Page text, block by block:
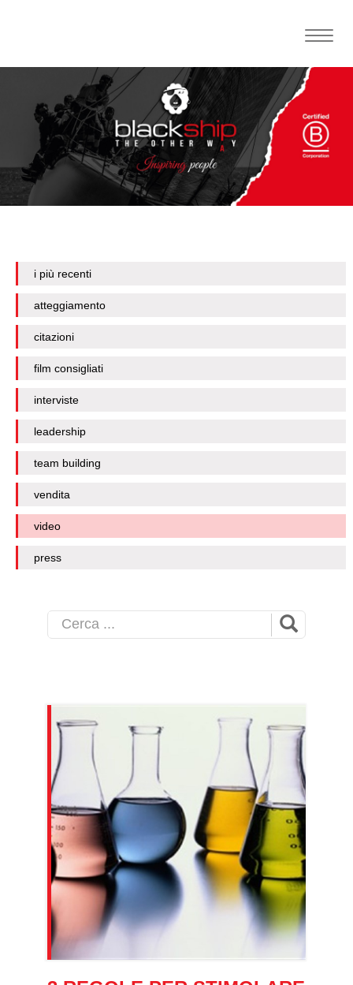
Toggle
i più recenti
atteggiamento
citazioni
film consigliati
interviste
leadership
team building
vendita
video
press